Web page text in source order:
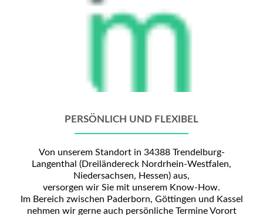
PERSÖNLICH UND FLEXIBEL
Von unserem Standort in 34388 Trendelburg-
Langenthal (Dreiländereck Nordrhein-Westfalen,
Niedersachsen, Hessen) aus,
versorgen wir Sie mit unserem Know-How.
Im Bereich zwischen Paderborn, Göttingen und Kassel
nehmen wir gerne auch persönliche Termine Vorort